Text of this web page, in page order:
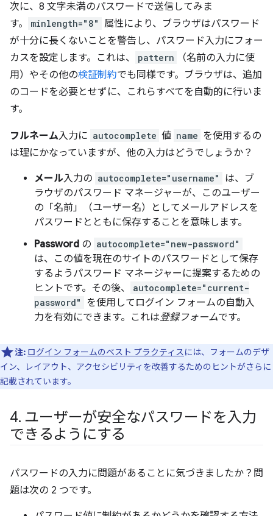
次に、8 文字未満のパスワードで送信してみま
す。
minlength="8" 属性により、ブラウザはパスワード
が十分に長くないことを警告し、パスワード入力にフォー
カスを設定します。これは、
pattern
（名前の入力に使
用）やその他の検証制約でも同様です。ブラウザは、追加
のコードを必要とせずに、これらすべてを自動的に行いま
す。
フルネーム入力に autocomplete 値 name を使用するの
は理にかなっていますが、他の入力はどうでしょうか？
メール入力の autocomplete="username"
は、ブ
ラウザのパスワード マネージャーが、このユーザー
の「名前」（ユーザー名）としてメールアドレスを
パスワードとともに保存することを意味します。
Password の autocomplete="new-password"
は、この値を現在のサイトのパスワードとして保存
するようパスワード マネージャーに提案するための
ヒントです。その後、
autocomplete="current-
password"
を使用してログイン フォームの自動入
力を有効にできます。これは登録フォームです。
注: ログイン フォームのベスト プラクティスには、フォームのデザ
イン、レイアウト、アクセシビリティを改善するためのヒントがさらに
記載されています。
4. ユーザーが安全なパスワードを入力
できるようにする
パスワードの入力に問題があることに気づきましたか？問
題は次の 2 つです。